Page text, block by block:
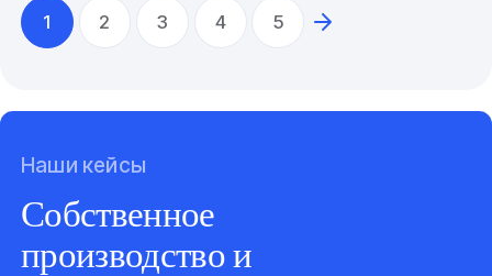
1 2 3 4 5
Наши кейсы
Собственное
производство и